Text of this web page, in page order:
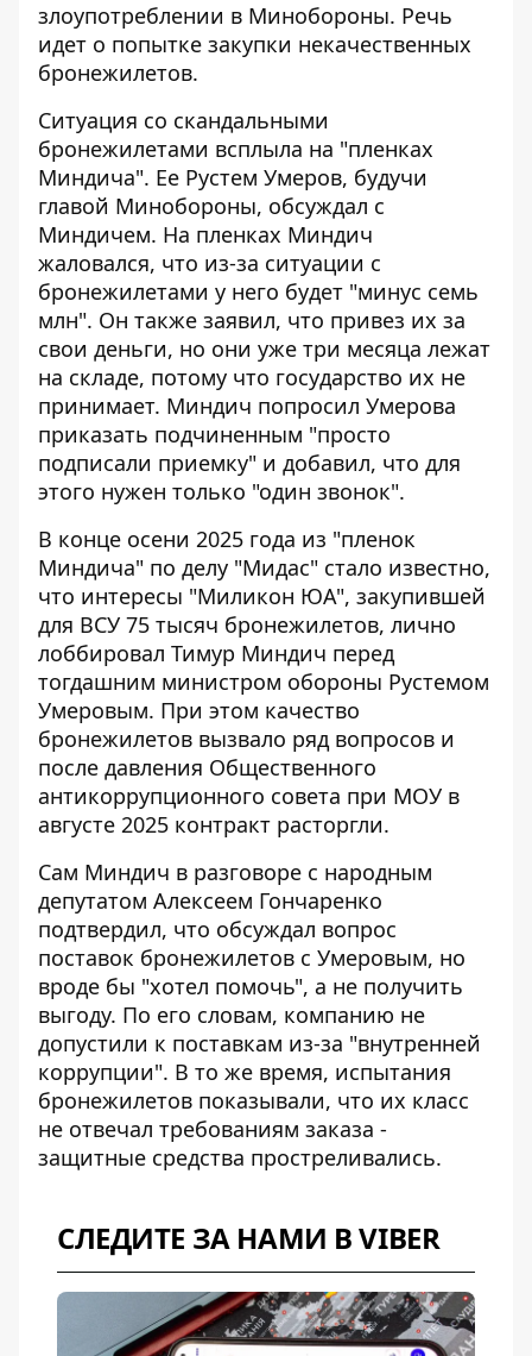
злоупотреблении в Минобороны. Речь
идет о попытке закупки некачественных
бронежилетов.
Ситуация со скандальными
бронежилетами всплыла на "пленках
Миндича". Ее Рустем Умеров, будучи
главой Минобороны, обсуждал с
Миндичем. На пленках Миндич
жаловался, что из-за ситуации с
бронежилетами у него будет "минус семь
млн". Он также заявил, что привез их за
свои деньги, но они уже три месяца лежат
на складе, потому что государство их не
принимает. Миндич попросил Умерова
приказать подчиненным "просто
подписали приемку" и добавил, что для
этого нужен только "один звонок".
В конце осени 2025 года из "пленок
Миндича" по делу "Мидас" стало известно,
что интересы "Миликон ЮА", закупившей
для ВСУ 75 тысяч бронежилетов, лично
лоббировал Тимур Миндич перед
тогдашним министром обороны Рустемом
Умеровым. При этом качество
бронежилетов вызвало ряд вопросов и
после давления Общественного
антикоррупционного совета при МОУ в
августе 2025 контракт расторгли.
Сам Миндич в разговоре с народным
депутатом Алексеем Гончаренко
подтвердил, что обсуждал вопрос
поставок бронежилетов с Умеровым, но
вроде бы "хотел помочь", а не получить
выгоду. По его словам, компанию не
допустили к поставкам из-за "внутренней
коррупции". В то же время, испытания
бронежилетов показывали, что их класс
не отвечал требованиям заказа -
защитные средства простреливались.
СЛЕДИТЕ ЗА НАМИ В VIBER